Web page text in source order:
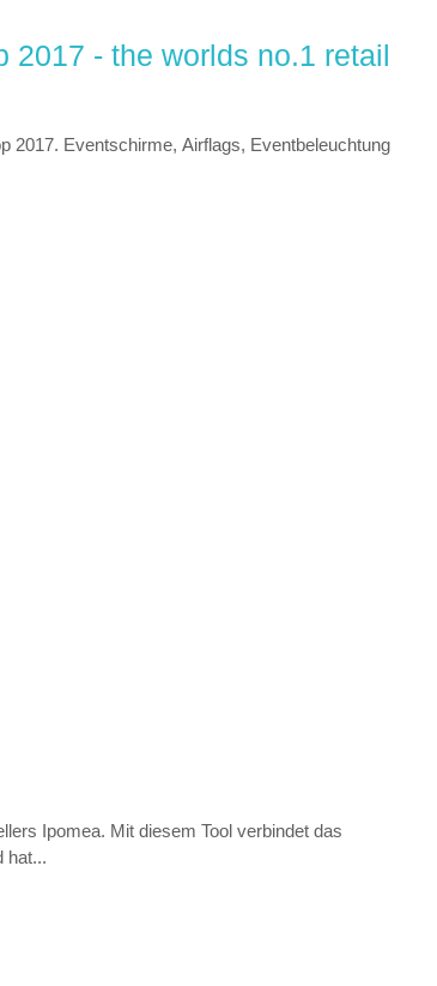
2017 - the worlds no.1 retail
2017. Eventschirme, Airflags, Eventbeleuchtung
Ipomea. Mit diesem Tool verbindet das
hat...